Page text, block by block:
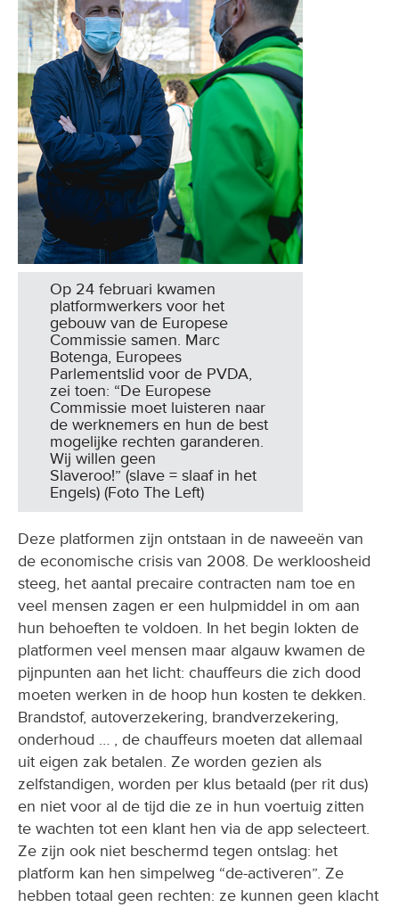
Op 24 februari kwamen
platformwerkers voor het
gebouw van de Europese
Commissie samen. Marc
Botenga, Europees
Parlementslid voor de PVDA,
zei toen: “De Europese
Commissie moet luisteren naar
de werknemers en hun de best
mogelijke rechten garanderen.
Wij willen geen
Slaveroo!” (slave = slaaf in het
Engels) (Foto The Left)
Deze platformen zijn ontstaan in de naweeën van
de economische crisis van 2008. De werkloosheid
steeg, het aantal precaire contracten nam toe en
veel mensen zagen er een hulpmiddel in om aan
hun behoeften te voldoen. In het begin lokten de
platformen veel mensen maar algauw kwamen de
pijnpunten aan het licht: chauffeurs die zich dood
moeten werken in de hoop hun kosten te dekken.
Brandstof, autoverzekering, brandverzekering,
onderhoud … , de chauffeurs moeten dat allemaal
uit eigen zak betalen. Ze worden gezien als
zelfstandigen, worden per klus betaald (per rit dus)
en niet voor al de tijd die ze in hun voertuig zitten
te wachten tot een klant hen via de app selecteert.
Ze zijn ook niet beschermd tegen ontslag: het
platform kan hen simpelweg “de-activeren”. Ze
hebben totaal geen rechten: ze kunnen geen klacht